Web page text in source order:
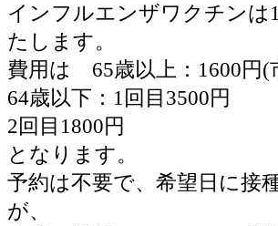
インフルエンザワクチンは
たします。
費用は 65歳以上：1600円(
64歳以下：1回目3500円
2回目1800円
となります。
予約は不要で、希望日に接
が、